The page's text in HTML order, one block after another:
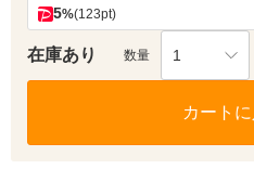
5%(123pt)
在庫あり 数量 1
カート